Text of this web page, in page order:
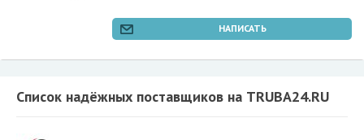
НАПИСАТЬ
Список надёжных поставщиков на TRUBA24.RU